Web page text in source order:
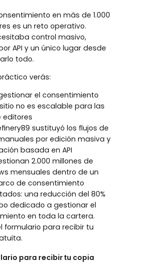
en más de 1.000
es un reto operativo.
control masivo,
API y un único lugar desde
todo.
verás:
el consentimiento
no es escalable para las
editores
sustituyó los flujos de
por edición masiva y
basada en API
2.000 millones de
mensuales dentro de un
de consentimiento
una reducción del 80%
dedicado a gestionar el
en toda la cartera.
formulario para recibir tu
para recibir tu copia